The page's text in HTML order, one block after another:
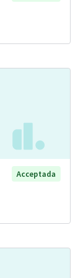
Acceptada